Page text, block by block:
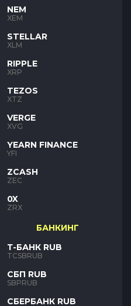
NEM
XEM
STELLAR
XLM
RIPPLE
XRP
TEZOS
XTZ
VERGE
XVG
YEARN FINANCE
YFI
ZCASH
ZEC
0X
ZRX
БАНКИНГ
Т-БАНК RUB
TCSBRUB
СБП RUB
SBPRUB
СБЕРБАНК RUB